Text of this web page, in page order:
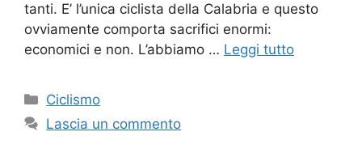
tanti. E’ l’unica ciclista della Calabria e questo
ovviamente comporta sacrifici enormi:
economici e non. L’abbiamo … Leggi tutto
Categorie
Ciclismo
Lascia un commento